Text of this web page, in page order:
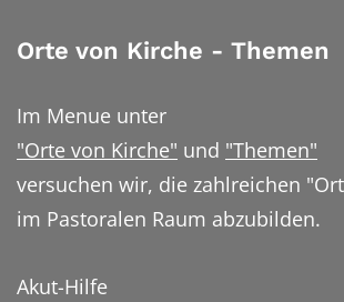
Orte von Kirche - Themen
Im Menue unter
"Orte von Kirche" und "Themen"
versuchen wir, die zahlreichen
im Pastoralen Raum abzubilden.
Akut-Hilfe